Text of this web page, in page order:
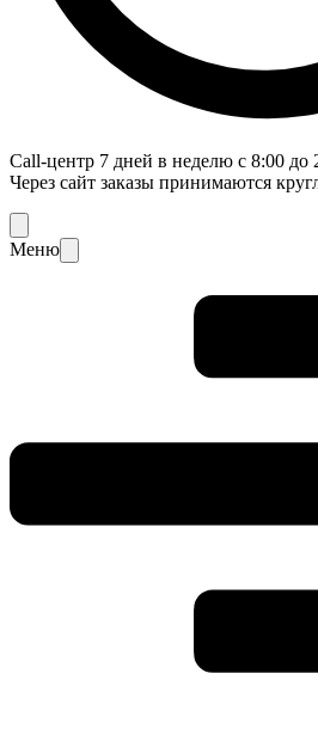
Call-центр 7 дней в неделю с 8:00 до
Через сайт заказы принимаются
Меню